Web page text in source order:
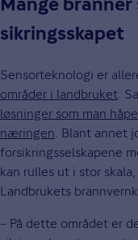
Mange
sikringsskapet
Sensorteknologi er
områder i landbruket.
løsninger som man
næringen. Blant annet
forsikringsselskapene
kan rulles ut i stor
Landbrukets
– På dette området er